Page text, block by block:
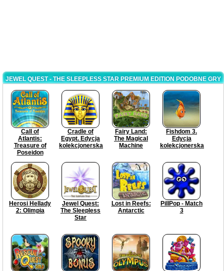
JEWEL QUEST - THE SLEEPLESS STAR PREMIUM EDITION PODOBNE GRY
Call of
Atlantis:
Treasure of
Poseidon
Cradle of
Egypt. Edycja
kolekcjonerska
Fairy Land:
The Magical
Machine
Fishdom 3.
Edycja
kolekcjonerska
Herosi Hellady
2: Olimpia
Jewel Quest:
The Sleepless
Star
Lost in Reefs:
Antarctic
PillPop - Match
3